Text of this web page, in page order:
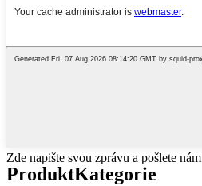
Zde napište svou zprávu a pošlete
ProduktKategorie